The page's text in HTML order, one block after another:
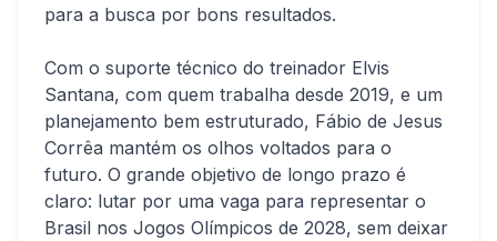
para a busca por bons resultados.
Com o suporte técnico do treinador Elvis
Santana, com quem trabalha desde 2019, e um
planejamento bem estruturado, Fábio de Jesus
Corrêa mantém os olhos voltados para o
futuro. O grande objetivo de longo prazo é
claro: lutar por uma vaga para representar o
Brasil nos Jogos Olímpicos de 2028, sem deixar